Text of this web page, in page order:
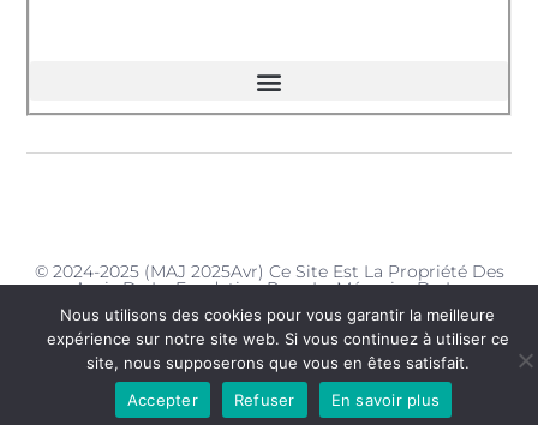
© 2024-2025 (MAJ 2025Avr) Ce Site Est La Propriété Des
Amis De La Fondation Pour La Mémoire De La
Déportation - Délégation De La Charente-Maritime
Nous utilisons des cookies pour vous garantir la meilleure
expérience sur notre site web. Si vous continuez à utiliser ce
site, nous supposerons que vous en êtes satisfait.
Accepter
Refuser En savoir plus